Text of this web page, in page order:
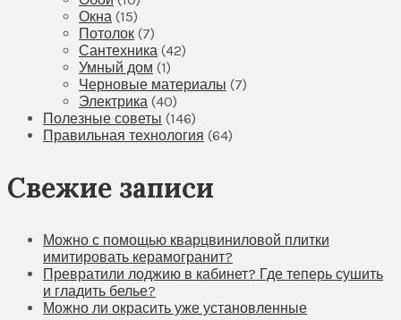
Окна (15)
Потолок (7)
Сантехника (42)
Умный дом (1)
Черновые материалы (7)
Электрика (40)
Полезные советы (146)
Правильная технология (64)
Свежие записи
Можно с помощью кварцвиниловой плитки
имитировать керамогранит?
Превратили лоджию в кабинет? Где теперь сушить
и гладить белье?
Можно ли окрасить уже установленные